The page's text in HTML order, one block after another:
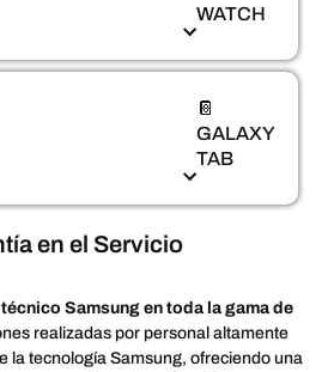
WATCH
📔
GALAXY
TAB
en el Servicio
Samsung en toda la gama de
realizadas por personal altamente
la tecnología Samsung, ofreciendo una